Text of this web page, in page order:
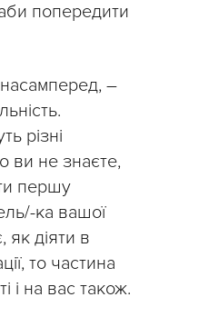
попередити
–
різні
ви не знаєте,
першу
ка вашої
як діяти в
то частина
і на вас також.